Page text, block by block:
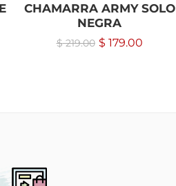
CHAMARRA ARMY SOLO
NEGRA
$219.00 $ 179.00